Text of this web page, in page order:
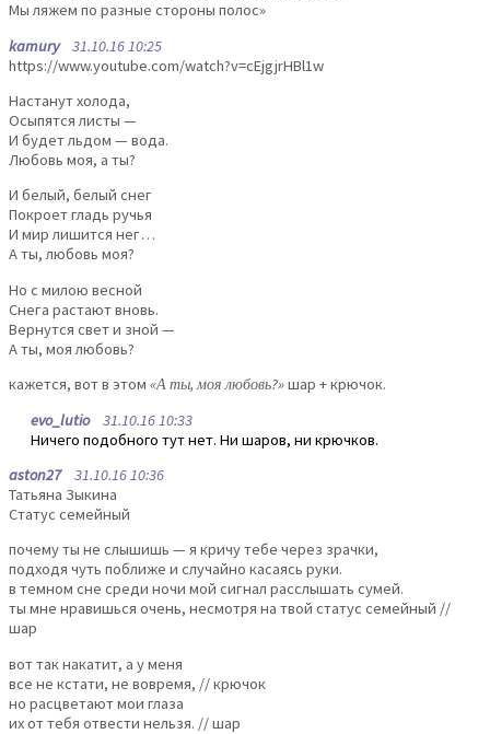
Мы ляжем по pазные стоpоны полос»
kamury31.10.16 10:25
https://www.youtube.com/watch?v=cEjgjrHBl1w
Настанут холода,
Осыпятся листы —
И будет льдом — вода.
Любовь моя, а ты?
И белый, белый снег
Покроет гладь ручья
И мир лишится нег…
А ты, любовь моя?
Но с милою весной
Снега растают вновь.
Вернутся свет и зной —
А ты, моя любовь?
кажется, вот в этом «А ты, моя любовь?»шар + крючок.
evo_lutio31.10.16 10:33
Ничего подобного тут нет. Ни шаров, ни крючков.
aston2731.10.16 10:36
Татьяна Зыкина
Статус семейный
почему ты не слышишь — я кричу тебе через зрачки,
подходя чуть поближе и случайно касаясь руки.
в темном сне среди ночи мой сигнал расслышать сумей.
ты мне нравишься очень, несмотря на твой статус семейный //
шар
вот так накатит, а у меня
все не кстати, не вовремя, // крючок
но расцветают мои глаза
их от тебя отвести нельзя. // шар